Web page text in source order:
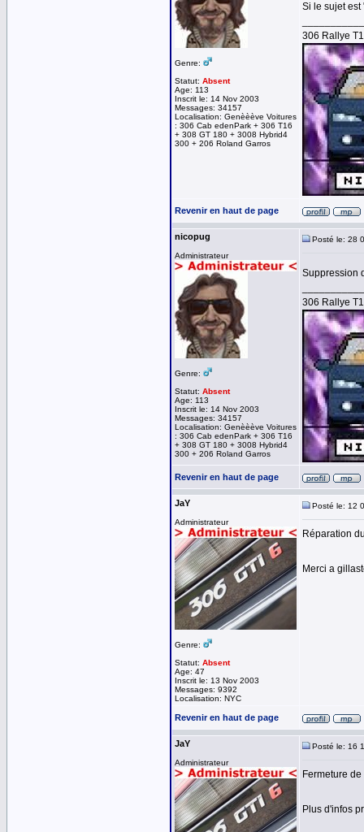
Genre:
Statut: Absent
Age: 113
Inscrit le: 14 Nov 2003
Messages: 34157
Localisation: Genèèève Voitures
: 306 Cab edenPark + 306 T16
+ 308 GT 180 + 3008 Hybrid4
300 + 206 Roland Garros
Si le sujet
306 Rallye
Revenir en haut de page
nicopug
Administrateur
Genre:
Statut: Absent
Age: 113
Inscrit le: 14 Nov 2003
Messages: 34157
Localisation: Genèèève Voitures
: 306 Cab edenPark + 306 T16
+ 308 GT 180 + 3008 Hybrid4
300 + 206 Roland Garros
Posté le: 28
Suppression
306 Rallye
Revenir en haut de page
JaY
Administrateur
Genre:
Statut: Absent
Age: 47
Inscrit le: 13 Nov 2003
Messages: 9392
Localisation: NYC
Posté le: 12
Réparation
Merci a
Revenir en haut de page
JaY
Administrateur
Posté le: 16
Fermeture
Plus d'infos